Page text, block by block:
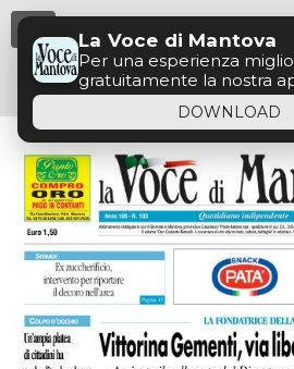
La Voce di Mantova
Per una esperienza
gratuitamente la nostra
DOWNLOAD
Menu